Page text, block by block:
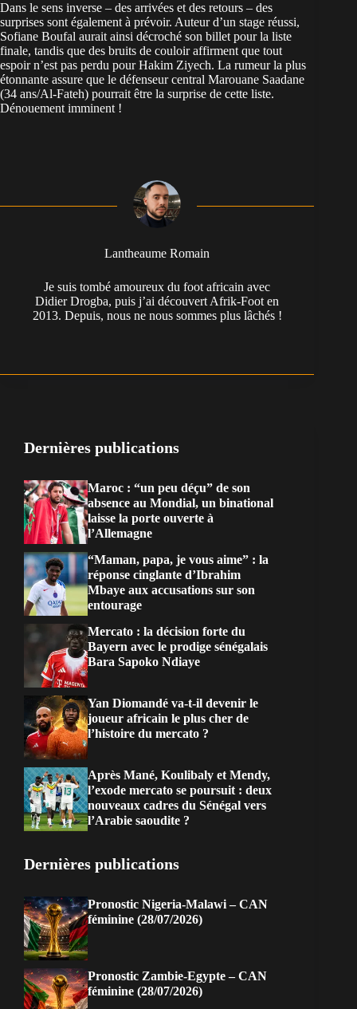
Dans le sens inverse – des arrivées et des retours – des
surprises sont également à prévoir. Auteur d’un stage réussi,
Sofiane Boufal aurait ainsi décroché son billet pour la liste
finale, tandis que des bruits de couloir affirment que tout
espoir n’est pas perdu pour Hakim Ziyech. La rumeur la plus
étonnante assure que le défenseur central Marouane Saadane
(34 ans/Al-Fateh) pourrait être la surprise de cette liste.
Dénouement imminent !
Lantheaume Romain
Je suis tombé amoureux du foot africain avec
Didier Drogba, puis j’ai découvert Afrik-Foot en
2013. Depuis, nous ne nous sommes plus lâchés !
Dernières publications
Maroc : “un peu déçu” de son
absence au Mondial, un binational
laisse la porte ouverte à
l’Allemagne
“Maman, papa, je vous aime” : la
réponse cinglante d’Ibrahim
Mbaye aux accusations sur son
entourage
Mercato : la décision forte du
Bayern avec le prodige sénégalais
Bara Sapoko Ndiaye
Yan Diomandé va-t-il devenir le
joueur africain le plus cher de
l’histoire du mercato ?
Après Mané, Koulibaly et Mendy,
l’exode mercato se poursuit : deux
nouveaux cadres du Sénégal vers
l’Arabie saoudite ?
Dernières publications
Pronostic Nigeria-Malawi – CAN
féminine (28/07/2026)
Pronostic Zambie-Egypte – CAN
féminine (28/07/2026)